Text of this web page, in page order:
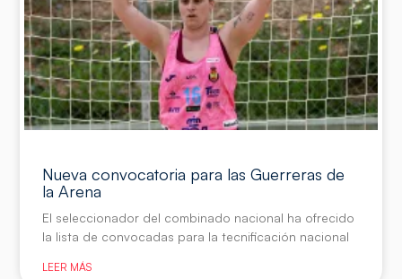
Nueva convocatoria para las Guerreras de
la Arena
El seleccionador del combinado nacional ha ofrecido
la lista de convocadas para la tecnificación nacional
LEER MÁS